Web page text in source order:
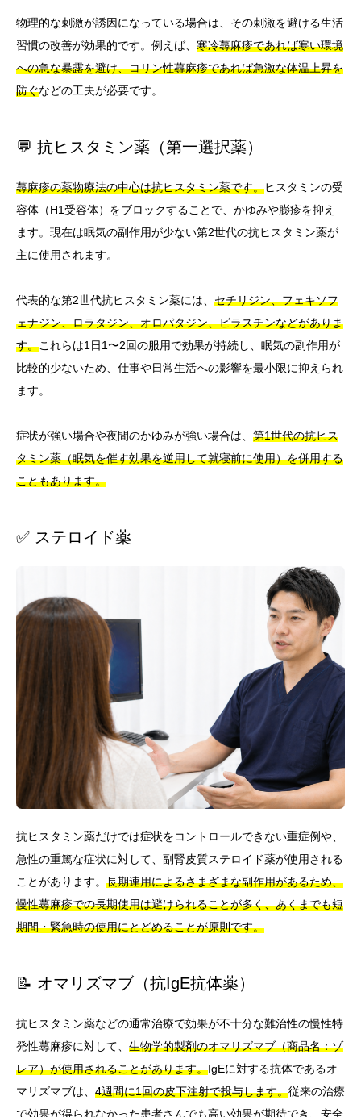
物理的な刺激が誘因になっている場合は、その刺激を避ける生活
習慣の改善が効果的です。例えば、 寒冷蕁麻疹であれば寒い環境
への急な暴露を避け、コリン性蕁麻疹であれば急激な体温上昇を
防ぐなどの工夫が必要です。
💬 抗ヒスタミン薬（第一選択薬）
蕁麻疹の薬物療法の中心は抗ヒスタミン薬です。ヒスタミンの受
容体（H1受容体）をブロックすることで、かゆみや膨疹を抑え
ます。現在は眠気の副作用が少ない第2世代の抗ヒスタミン薬が
主に使用されます。
代表的な第2世代抗ヒスタミン薬には、 セチリジン、フェキソフ
ェナジン、ロラタジン、オロパタジン、ビラスチンなどがありま
す。これらは1日1〜2回の服用で効果が持続し、眠気の副作用が
比較的少ないため、仕事や日常生活への影響を最小限に抑えられ
ます。
症状が強い場合や夜間のかゆみが強い場合は、 第1世代の抗ヒス
タミン薬（眠気を催す効果を逆用して就寝前に使用）を併用する
こともあります。
✅ ステロイド薬
抗ヒスタミン薬だけでは症状をコントロールできない重症例や、
急性の重篤な症状に対して、副腎皮質ステロイド薬が使用される
ことがあります。 長期連用によるさまざまな副作用があるため、
慢性蕁麻疹での長期使用は避けられることが多く、あくまでも短
期間・緊急時の使用にとどめることが原則です。
📝 オマリズマブ（抗IgE抗体薬）
抗ヒスタミン薬などの通常治療で効果が不十分な難治性の慢性特
発性蕁麻疹に対して、 生物学的製剤のオマリズマブ（商品名：ゾ
レア）が使用されることがあります。IgEに対する抗体であるオ
マリズマブは、 4週間に1回の皮下注射で投与します。従来の治療
で効果が得られなかった患者さんでも高い効果が期待でき、安全